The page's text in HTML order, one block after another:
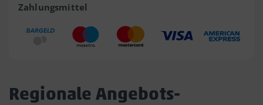
Zahlungsmittel
Regionale Angebots-